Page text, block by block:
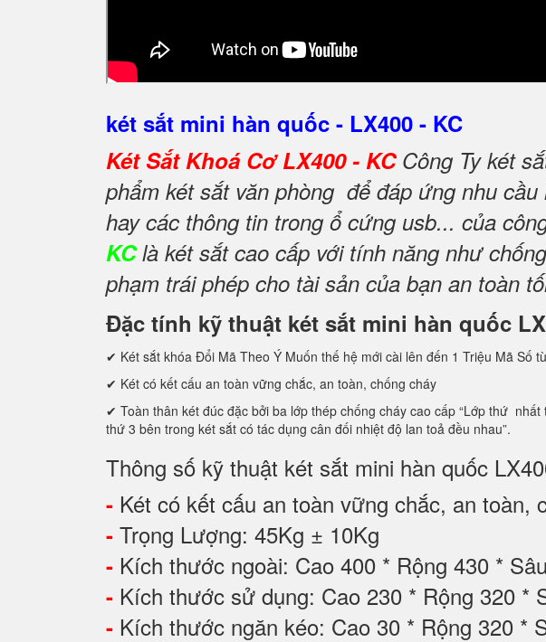
két sắt mini hàn quốc - LX400 - KC
Két Sắt Khoá Cơ LX400 - KC Công Ty két
phẩm két sắt văn phòng để đáp ứng nhu
hay các thông tin trong ổ cứng usb... của
KClà két sắt cao cấp với tính năng như
phạm trái phép cho tài sản của bạn an toàn
Đặc tính kỹ thuật két sắt mini hàn quốc
✔ Két sắt khóa Đổi Mã Theo Ý Muốn thế hệ mới cài lên đến 1 Triệu Mã Số
✔ Két có kết cấu an toàn vững chắc, an toàn, chống cháy
✔ Toàn thân két đúc đặc bởi ba lớp thép chống cháy cao cấp “Lớp thứ
thứ 3 bên trong két sắt có tác dụng cân đối nhiệt độ lan toả đều nhau”.
Thông số kỹ thuật két sắt mini hàn quốc
- Két có kết cấu an toàn vững chắc, an toàn,
- Trọng Lượng: 45Kg ± 10Kg
- Kích thước ngoài: Cao 400 * Rộng 430 *
- Kích thước sử dụng: Cao 230 * Rộng 320 *
- Kích thước ngăn kéo: Cao 30 * Rộng 320 *